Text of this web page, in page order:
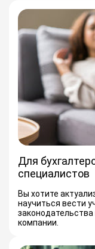
Для
специалистов
Вы хотите
научиться вести
компании.